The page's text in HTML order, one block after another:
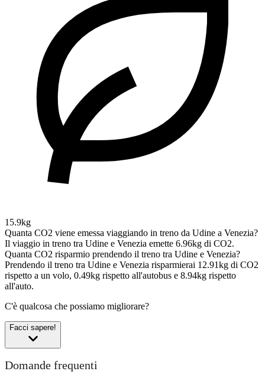
15.9kg
Quanta CO2 viene emessa viaggiando in treno da Udine a Venezia?
Il viaggio in treno tra Udine e Venezia emette 6.96kg di CO2.
Quanta CO2 risparmio prendendo il treno tra Udine e Venezia?
Prendendo il treno tra Udine e Venezia risparmierai 12.91kg di CO2
rispetto a un volo, 0.49kg rispetto all'autobus e 8.94kg rispetto
all'auto.
C'è qualcosa che possiamo migliorare?
Facci sapere!
Domande frequenti